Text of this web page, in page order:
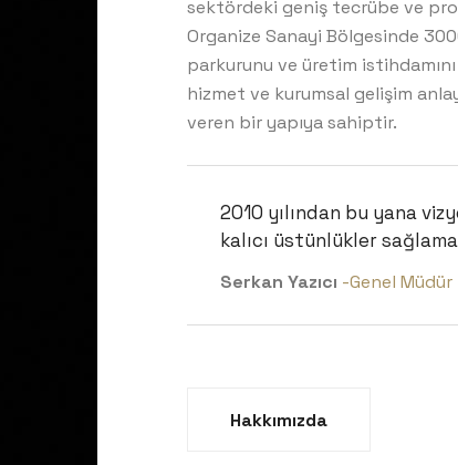
sektördeki geniş tecrübe ve
Organize Sanayi Bölgesinde
parkurunu ve üretim
hizmet ve kurumsal gelişim
veren bir yapıya sahiptir.
2010 yılından bu yana
kalıcı üstünlükler
Serkan Yazıcı -Genel Müdür
Hakkımızda